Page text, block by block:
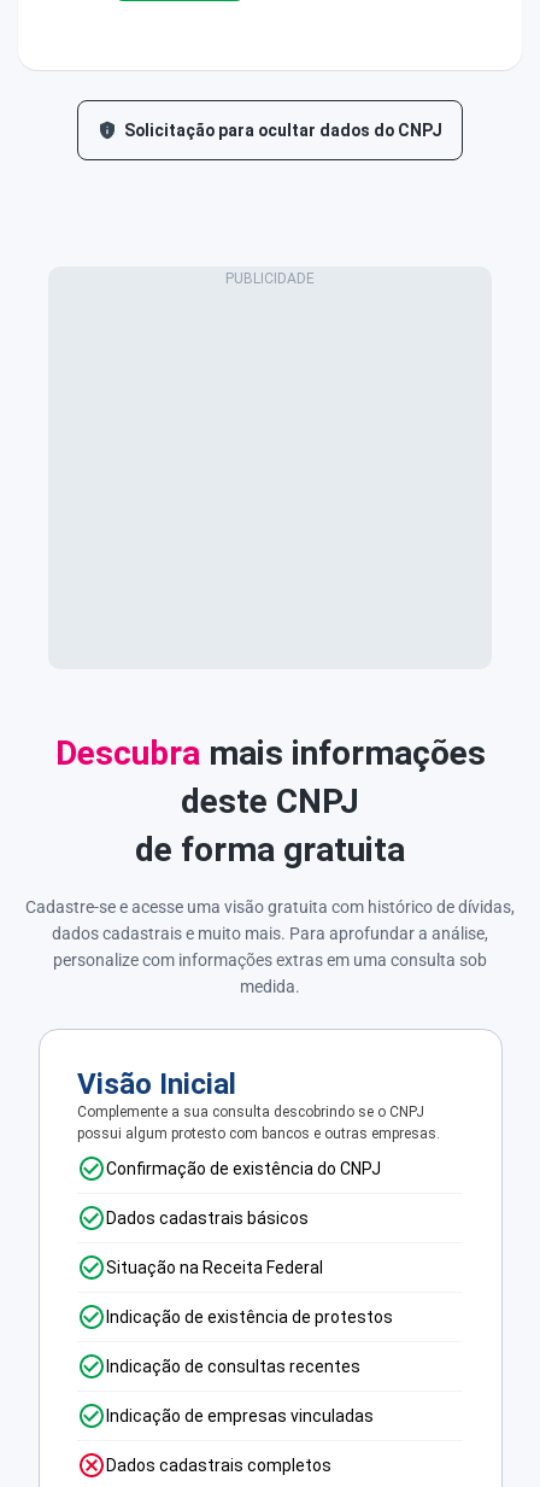
Solicitação para ocultar dados do CNPJ
Descubra mais informações
deste CNPJ
de forma gratuita
Cadastre-se e acesse uma visão gratuita com histórico de dívidas,
dados cadastrais e muito mais. Para aprofundar a análise,
personalize com informações extras em uma consulta sob
medida.
Visão Inicial
Complemente a sua consulta descobrindo se o CNPJ
possui algum protesto com bancos e outras empresas.
Confirmação de existência do CNPJ
Dados cadastrais básicos
Situação na Receita Federal
Indicação de existência de protestos
Indicação de consultas recentes
Indicação de empresas vinculadas
Dados cadastrais completos